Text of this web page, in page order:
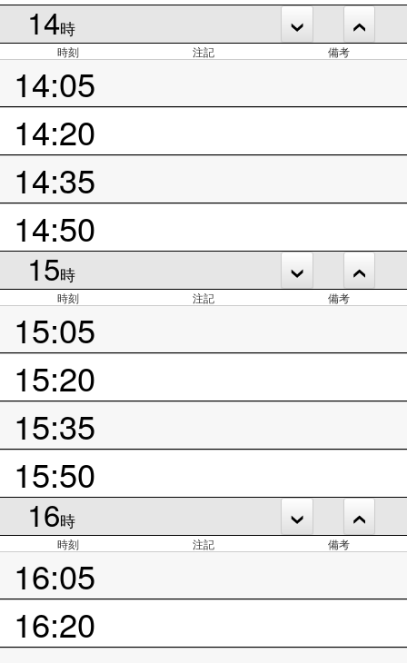
14時
時刻 注記 備考
14:05
14:20
14:35
14:50
15時
時刻 注記 備考
15:05
15:20
15:35
15:50
16時
時刻 注記 備考
16:05
16:20